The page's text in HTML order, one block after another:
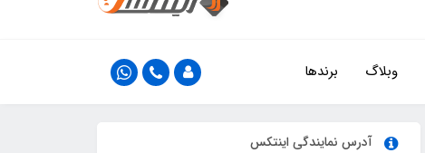
وبلاگ برندها
آدرس نمایندگی اینتکس